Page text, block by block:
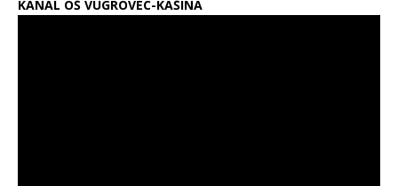
KANAL OŠ VUGROVEC-KAŠINA